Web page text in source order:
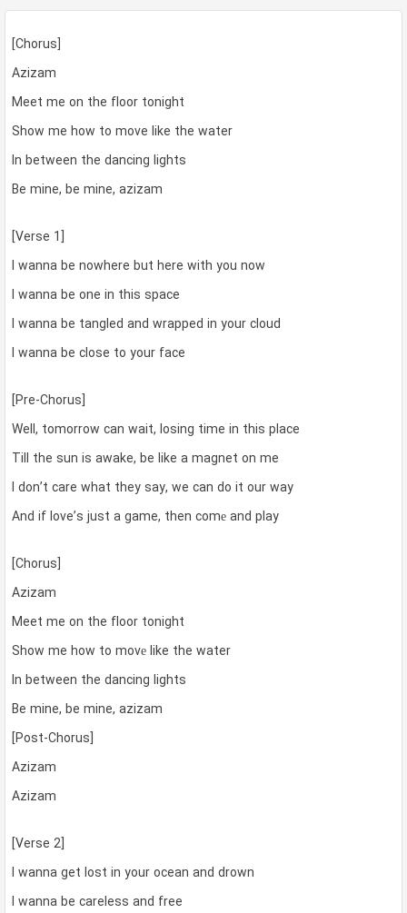
[Chorus]
Azizam
Meet me on the floor tonight
Show me how to move like the water
In between the dancing lights
Be mine, be mine, azizam
[Verse 1]
I wanna be nowhere but here with you now
I wanna be one in this space
I wanna be tangled and wrapped in your cloud
I wanna be close to your face
[Pre-Chorus]
Well, tomorrow can wait, losing time in this place
Till the sun is awake, be like a magnet on me
I don’t care what they say, we can do it our way
And if love’s just a game, then comе and play
[Chorus]
Azizam
Meet me on the floor tonight
Show me how to movе like the water
In between the dancing lights
Be mine, be mine, azizam
[Post-Chorus]
Azizam
Azizam
[Verse 2]
I wanna get lost in your ocean and drown
I wanna be careless and free